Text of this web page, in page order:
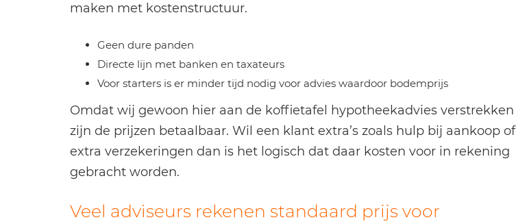
maken met kostenstructuur.
Geen dure panden
Directe lijn met banken en taxateurs
Voor starters is er minder tijd nodig voor advies waardoor bodemprijs
Omdat wij gewoon hier aan de koffietafel hypotheekadvies verstrekken
zijn de prijzen betaalbaar. Wil een klant extra’s zoals hulp bij aankoop of
extra verzekeringen dan is het logisch dat daar kosten voor in rekening
gebracht worden.
Veel adviseurs rekenen standaard prijs voor